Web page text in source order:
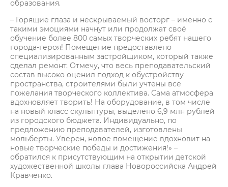
образования.
– Горящие глаза и нескрываемый восторг – именно с
такими эмоциями начнут или продолжат своё
обучение более 800 самых творческих ребят нашего
города-героя! Помещение предоставлено
специализированным застройщиком, который также
сделал ремонт. Отмечу, что весь преподавательский
состав высоко оценил подход к обустройству
пространства, строителями были учтены все
пожелания творческого коллектива. Сама атмосфера
вдохновляет творить! На оборудование, в том числе
на новый класс скульптуры, выделено 6,9 млн рублей
из городского бюджета. Индивидуально, по
предложению преподавателей, изготовлены
мольберты. Уверен, новое помещение вдохновит на
новые творческие победы и достижения!» –
обратился к присутствующим на открытии детской
художественной школы глава Новороссийска Андрей
Кравченко.